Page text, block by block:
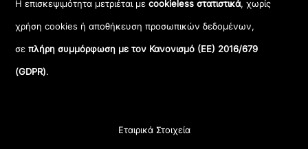
Η επισκεψιμότητα μετριέται μεcookieless στατιστικά, χωρίς
χρήση cookies ή αποθήκευση προσωπικών δεδομένων,
σεπλήρη συμμόρφωση με τον Κανονισμό (ΕΕ) 2016/679
(GDPR).
Εταιρικά Στοιχεία